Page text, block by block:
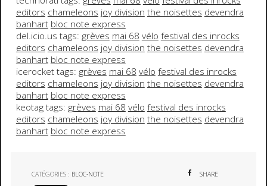
editors chameleons joy division the noisettes devendra
banhart bloc note express
del.icio.us tags: grèves mai 68 vélo festival des inrocks
editors chameleons joy division the noisettes devendra
banhart bloc note express
icerocket tags: grèves mai 68 vélo festival des inrocks
editors chameleons joy division the noisettes devendra
banhart bloc note express
keotag tags: grèves mai 68 vélo festival des inrocks
editors chameleons joy division the noisettes devendra
banhart bloc note express
CATÉGORIES : BLOC-NOTE SHARE